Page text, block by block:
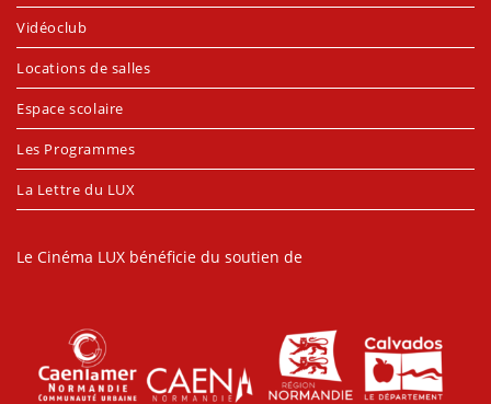
Vidéoclub
Locations de salles
Espace scolaire
Les Programmes
La Lettre du LUX
Le Cinéma LUX bénéficie du soutien de